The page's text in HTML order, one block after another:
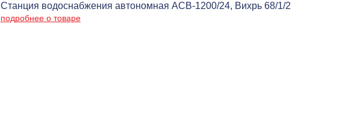
Станция водоснабжения автономная АСВ-1200/24, Вихрь 68/1/2
подробнее о товаре